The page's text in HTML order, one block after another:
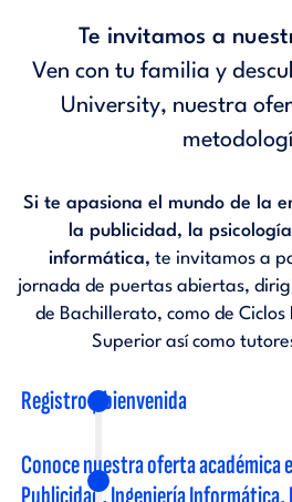
Te invitamos a
Ven con tu familia y
University, nuestra
Si te apasiona el mundo de la
la publicidad, la
informática, te invitamos a
jornada de puertas abiertas,
de Bachillerato, como de
Superior así como
Registro y bienvenida
Conoce nuestra oferta académica
Publicidad, Ingeniería Informática,